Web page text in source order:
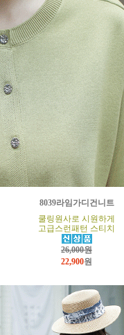
8039라임가디건니트
쿨링원사로 시원하게
고급스런패턴 스티치
26,000원
22,900원